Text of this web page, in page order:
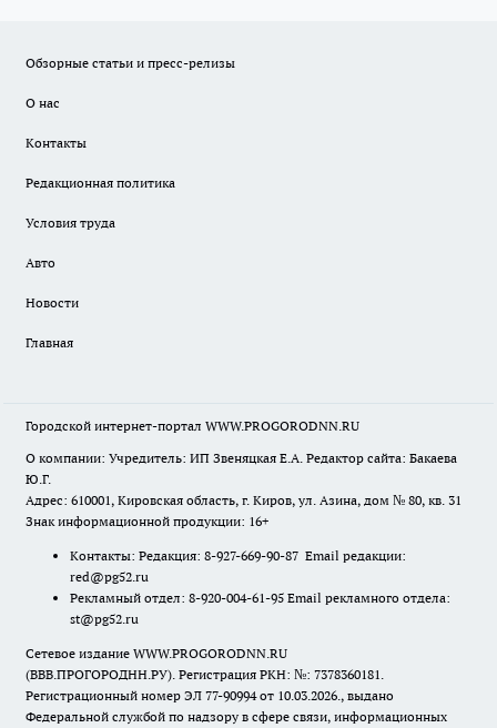
Обзорные статьи и пресс-релизы
О нас
Контакты
Редакционная политика
Условия труда
Авто
Новости
Главная
Городской интернет-портал WWW.PROGORODNN.RU
О компании: Учредитель: ИП Звеняцкая Е.А. Редактор сайта: Бакаева
Ю.Г.
Адрес: 610001, Кировская область, г. Киров, ул. Азина, дом № 80, кв. 31
Знак информационной продукции: 16+
Контакты: Редакция: 8-927-669-90-87 Email редакции:
red@pg52.ru
Рекламный отдел: 8-920-004-61-95 Email рекламного отдела:
st@pg52.ru
Сетевое издание WWW.PROGORODNN.RU
(ВВВ.ПРОГОРОДНН.РУ). Регистрация РКН: №: 7378360181.
Регистрационный номер ЭЛ 77-90994 от 10.03.2026., выдано
Федеральной службой по надзору в сфере связи, информационных